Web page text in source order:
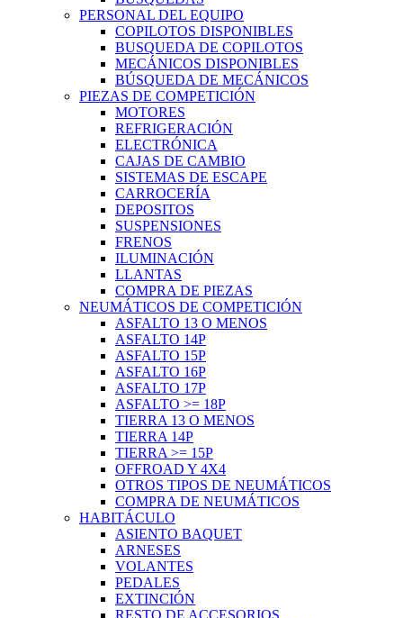
PERSONAL DEL EQUIPO
COPILOTOS DISPONIBLES
BUSQUEDA DE COPILOTOS
MECÁNICOS DISPONIBLES
BÚSQUEDA DE MECÁNICOS
PIEZAS DE COMPETICIÓN
MOTORES
REFRIGERACIÓN
ELECTRÓNICA
CAJAS DE CAMBIO
SISTEMAS DE ESCAPE
CARROCERÍA
DEPOSITOS
SUSPENSIONES
FRENOS
ILUMINACIÓN
LLANTAS
COMPRA DE PIEZAS
NEUMÁTICOS DE COMPETICIÓN
ASFALTO 13 O MENOS
ASFALTO 14P
ASFALTO 15P
ASFALTO 16P
ASFALTO 17P
ASFALTO >= 18P
TIERRA 13 O MENOS
TIERRA 14P
TIERRA >= 15P
OFFROAD Y 4X4
OTROS TIPOS DE NEUMÁTICOS
COMPRA DE NEUMÁTICOS
HABITÁCULO
ASIENTO BAQUET
ARNESES
VOLANTES
PEDALES
EXTINCIÓN
RESTO DE ACCESORIOS